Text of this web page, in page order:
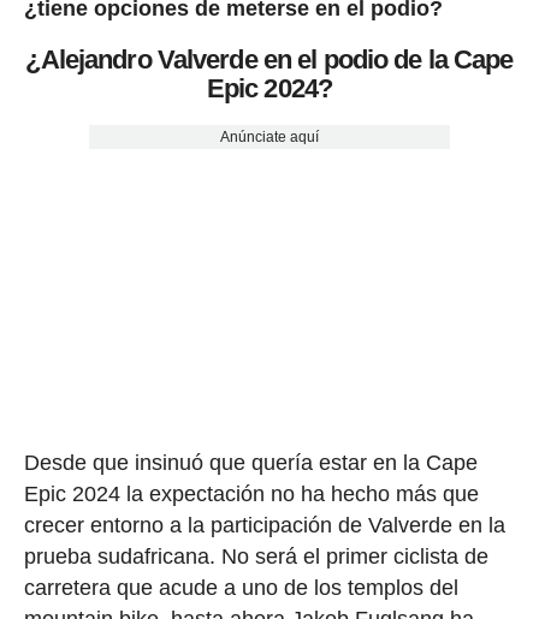
¿tiene opciones de meterse en el podio?
¿Alejandro Valverde en el podio de la Cape
Epic 2024?
Anúnciate aquí
Desde que insinuó que quería estar en la Cape
Epic 2024 la expectación no ha hecho más que
crecer entorno a la participación de Valverde en la
prueba sudafricana. No será el primer ciclista de
carretera que acude a uno de los templos del